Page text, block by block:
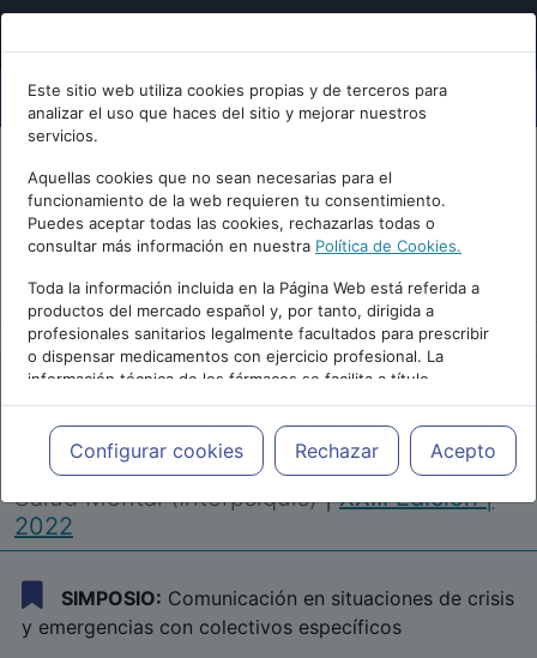
Este sitio web utiliza cookies propias y de terceros para
analizar el uso que haces del sitio y mejorar nuestros
servicios.
Aquellas cookies que no sean necesarias para el
funcionamiento de la web requieren tu consentimiento.
Puedes aceptar todas las cookies, rechazarlas todas o
consultar más información en nuestra Política de Cookies.
Toda la información incluida en la Página Web está referida a
productos del mercado español y, por tanto, dirigida a
profesionales sanitarios legalmente facultados para prescribir
o dispensar medicamentos con ejercicio profesional. La
información técnica de los fármacos se facilita a título
meramente informativo, siendo responsabilidad de los
profesionales facultados prescribir medicamentos y decidir, en
cada caso concreto, el tratamiento más adecuado a las
necesidades del paciente.
Configurar cookies Rechazar Acepto
Repositorio de Artículos |Congreso Virtual
Internacional de Psiquiatría, Psicología y
Salud Mental (Interpsiquis)|XXIII Edición |
2022
SIMPOSIO: Comunicación en situaciones de crisis
y emergencias con colectivos específicos